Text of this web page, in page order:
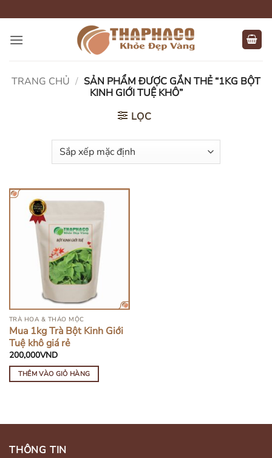
qua
nội
TRANG CHỦ / SẢN PHẨM ĐƯỢC GẮN THẺ “1KG BỘT
KINH GIỚI TUỆ KHÔ”
LỌC
TRÀ HOA & THẢO MỘC
Mua 1kg Trà Bột Kinh Giới
Tuệ khô giá rẻ
200,000VND
THÊM VÀO GIỎ HÀNG
THÔNG TIN